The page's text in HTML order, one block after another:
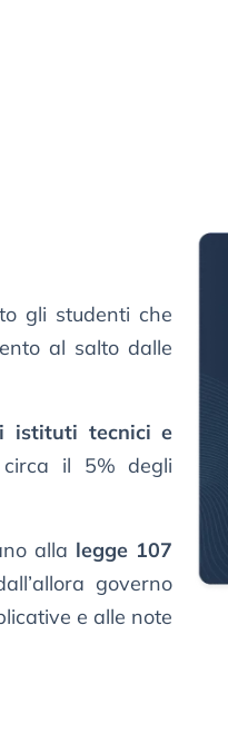
gli studenti che
al salto dalle
istituti tecnici e
il 5% degli
alla legge 107
governo
e alle note